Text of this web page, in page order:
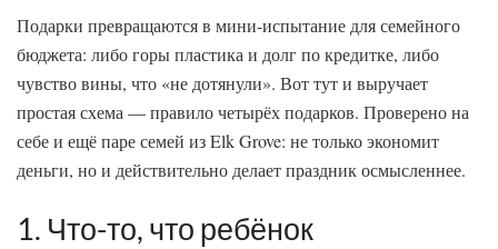
Подарки превращаются в мини-испытание для семейного
бюджета: либо горы пластика и долг по кредитке, либо
чувство вины, что «не дотянули». Вот тут и выручает
простая схема — правило четырёх подарков. Проверено на
себе и ещё паре семей из Elk Grove: не только экономит
деньги, но и действительно делает праздник осмысленнее.
1. Что-то, что ребёнок